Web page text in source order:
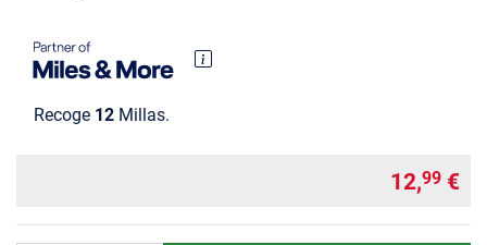
Recoge 12 Millas.
12,99 €